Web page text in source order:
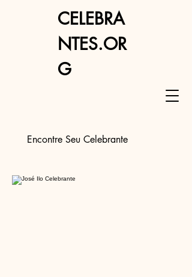
Encontre Seu Celebrante
CELEBRA
NTES.OR
G